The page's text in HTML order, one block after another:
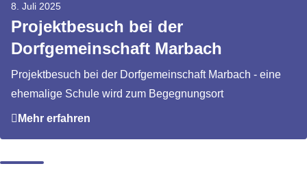
8. Juli 2025
Projektbesuch bei der
Dorfgemeinschaft Marbach
Projektbesuch bei der Dorfgemeinschaft Marbach - eine
ehemalige Schule wird zum Begegnungsort
Mehr erfahren